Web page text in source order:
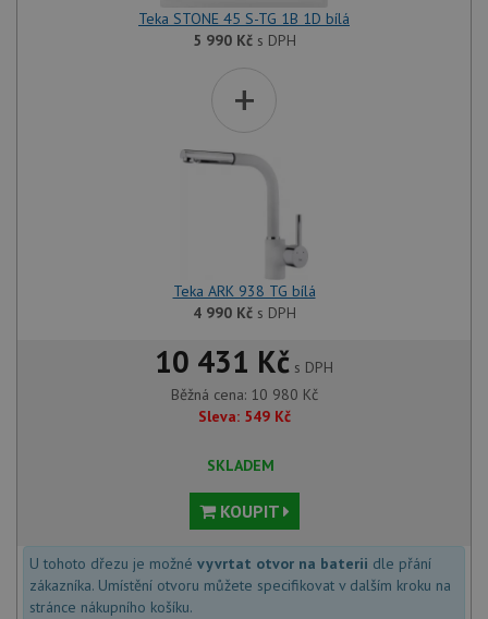
Teka STONE 45 S-TG 1B 1D bílá
5 990 Kčs DPH
+
Teka ARK 938 TG bílá
4 990 Kčs DPH
10 431 Kč s DPH
Běžná cena: 10 980 Kč
Sleva: 549 Kč
SKLADEM
KOUPIT
U tohoto dřezu je možné vyvrtat otvor na baterii dle přání
zákazníka. Umístění otvoru můžete specifikovat v dalším kroku na
stránce nákupního košíku.